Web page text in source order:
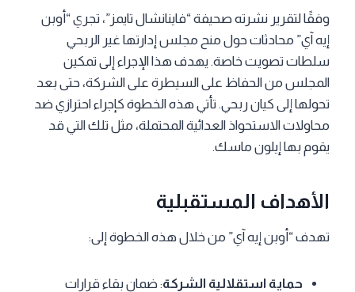
وفقًا لتقرير نشرته صحيفة “فاينانشال تايمز”، تجري “أوبن
إيه آي” محادثات حول منح مجلس إدارتها غير الربحي
سلطات تصويت خاصة. يهدف هذا الإجراء إلى تمكين
المجلس من الحفاظ على السيطرة على الشركة، حتى بعد
تحولها إلى كيان ربحي. تأتي هذه الخطوة كإجراء احترازي ضد
محاولات الاستحواذ العدائية المحتملة، مثل تلك التي قد
يقوم بها إيلون ماسك.
الأهداف المستقبلية
تهدف “أوبن إيه آي” من خلال هذه الخطوة إلى:
حماية استقلالية الشركة: ضمان بقاء قرارات